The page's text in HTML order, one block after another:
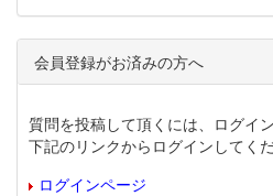
会員登録がお済みの方へ
質問を投稿して頂くには、ログイ
下記のリンクからログインしてくだ
ログインページ